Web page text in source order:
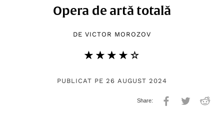
Opera de artă totală
DE VICTOR MOROZOV
★★★★★
☆☆☆☆☆
PUBLICAT PE 26 AUGUST 2024